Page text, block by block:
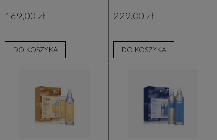
169,00 zł
DO KOSZYKA
229,00 zł
DO KOSZYKA